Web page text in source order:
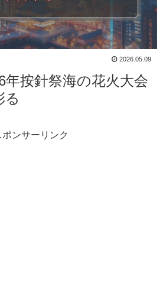
2026.05.09
年按針祭海の花火大会
る
ポンサーリンク